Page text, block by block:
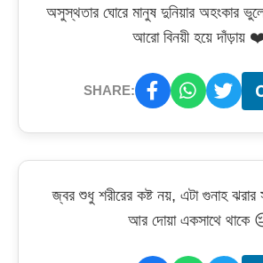
অসুস্থতার ঘোরে মানুষ দুনিয়ার অহংকার ভুলে
আরো বিনয়ী হয়ে দাঁড়ায়
SHARE:
জ্বর শুধু শরীরের কষ্ট নয়, এটা গুনাহ
আর দোয়া একসাথে থাকে